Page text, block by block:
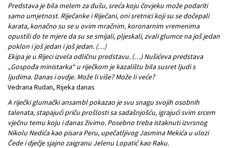
Predstava je bila melem za dušu, sreća koju čovjeku može podariti
samo umjetnost. Riječanke i Riječani, oni sretnici koji su se dočepali
karata, konačno su se u ovim mračnim, koronarnim vremenima
opustili do te mjere da su se smijali, pljeskali, zvali glumce na još jedan
poklon i još jedan i još jedan. (…)
Ekipa je u Rijeci izvela odličnu predstavu. (…) Nušićeva predstava
„Gospođa ministarka“ u riječkom je kazalištu bila susret ljudi s
ljudima. Danas i ovdje. Može li više? Može li veće?
Vedrana Rudan, Rijeka danas
A riječki glumački ansambl pokazao je svu snagu svojih osobnih
talenata, stapajući priču prošlosti sa sadašnjošću, igrajući svim srcem
vječnu temu koju i danas živimo. Posebno treba istaknuti izvrsnog
Nikolu Nedića kao pisara Peru, upečatljivog Jasmina Mekića u ulozi
Čede i dječje sjajno zaigranu Jelenu Lopatić kao Raku.